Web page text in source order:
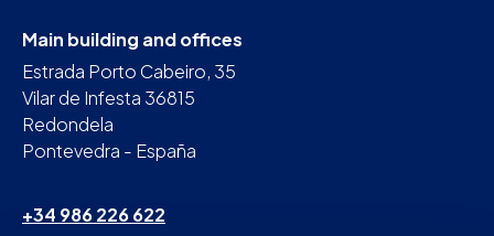
Main building and offices
Estrada Porto Cabeiro, 35
Vilar de Infesta 36815
Redondela
Pontevedra - España
+34 986 226 622